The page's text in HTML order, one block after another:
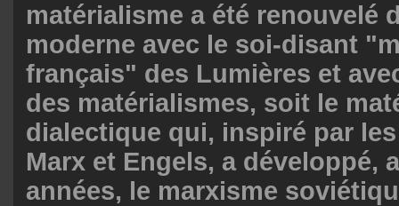
matérialisme a été renouvelé
moderne avec le soi-disant
français" des Lumières et
des matérialismes, soit le
dialectique qui, inspiré par
Marx et Engels, a développé,
années, le marxisme